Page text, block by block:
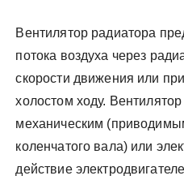
Вентилятор радиатора
потока воздуха через
скорости движения или
холостом ходу.
механическим
коленчатого вала) или
действие